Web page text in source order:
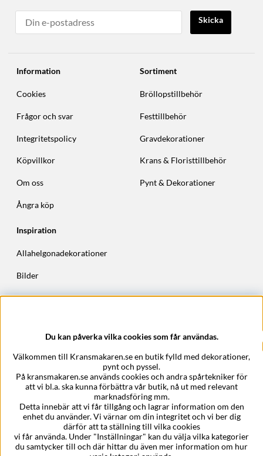
Skicka
Information
Cookies
Frågor och svar
Integritetspolicy
Köpvillkor
Om oss
Ångra köp
Sortiment
Bröllopstillbehör
Festtillbehör
Gravdekorationer
Krans & Floristtillbehör
Pynt & Dekorationer
Inspiration
Allahelgonadekorationer
Bilder
Höstkransar
Epost:support@kransmakaren.se
Du kan påverka vilka cookies som får användas.
Välkommen till Kransmakaren.se en butik fylld med dekorationer,
pynt och pyssel.
På kransmakaren.se används cookies och andra spårtekniker för
att vi bl.a. ska kunna förbättra vår butik, nå ut med relevant
marknadsföring mm.
Detta innebär att vi får tillgång och lagrar information om den
enhet du använder. Vi värnar om din integritet och vi ber dig
därför att ta ställning till vilka cookies
vi får använda. Under "Inställningar" kan du välja vilka kategorier
du samtycker till och där hittar du även mer information om hur